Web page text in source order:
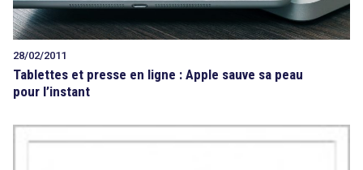
28/02/2011
Tablettes et presse en ligne : Apple sauve sa peau
pour l’instant